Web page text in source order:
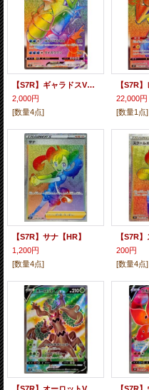
【S7R】ギャラドスVMAX【HR】
2,000円
[数量4点]
22,000円
[数量1点]
【S7R】サナ【HR】
1,200円
[数量4点]
200円
[数量4点]